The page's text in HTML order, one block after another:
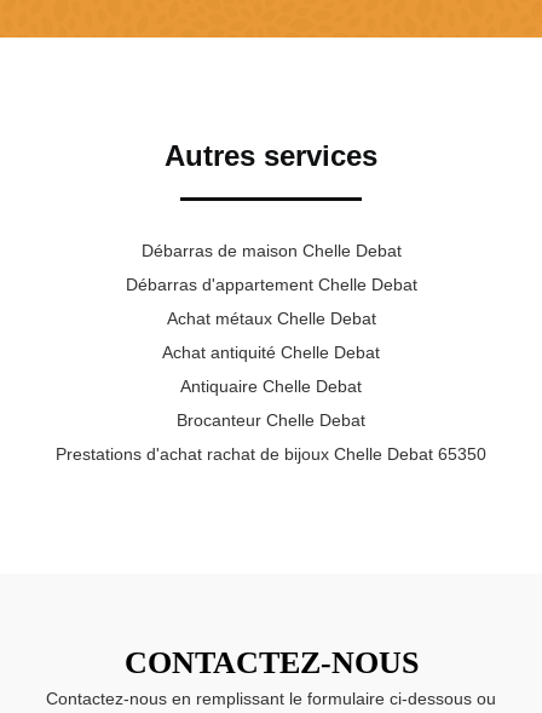
Autres services
Débarras de maison Chelle Debat
Débarras d'appartement Chelle Debat
Achat métaux Chelle Debat
Achat antiquité Chelle Debat
Antiquaire Chelle Debat
Brocanteur Chelle Debat
Prestations d'achat rachat de bijoux Chelle Debat 65350
CONTACTEZ-NOUS
Contactez-nous en remplissant le formulaire ci-dessous ou